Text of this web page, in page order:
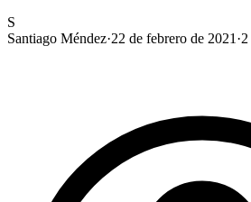
S
Santiago Méndez·22 de febrero de 2021 ·2